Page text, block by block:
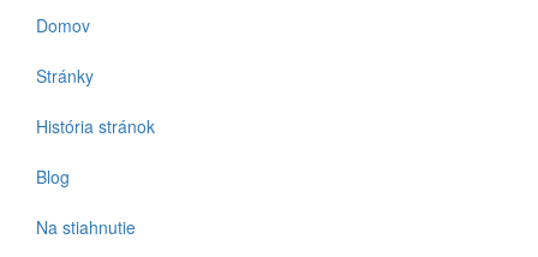
Domov
Stránky
História stránok
Blog
Na stiahnutie